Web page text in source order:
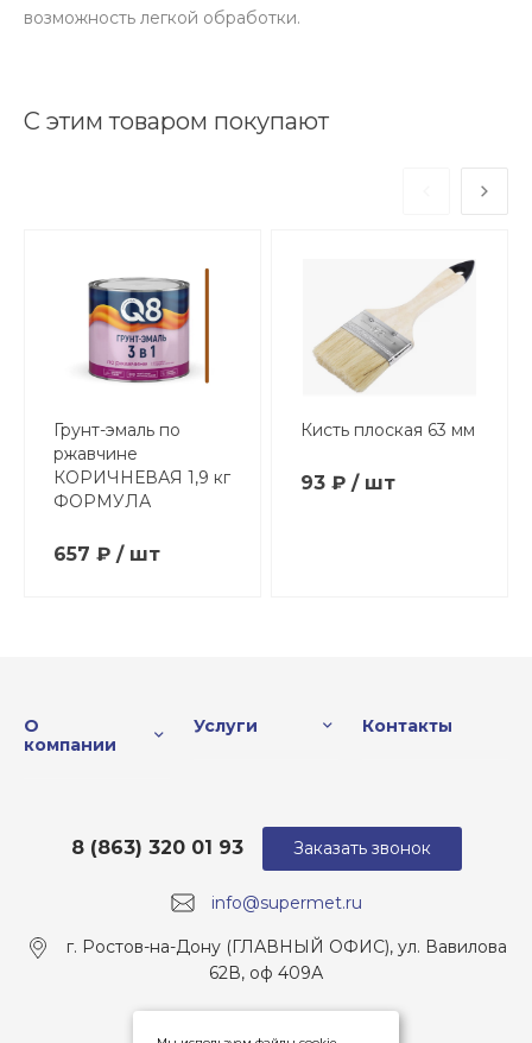
возможность легкой обработки.
С этим товаром покупают
Грунт-эмаль по
ржавчине
КОРИЧНЕВАЯ 1,9 кг
ФОРМУЛА
657 ₽ / шт
Кисть плоская 63 мм
93 ₽ / шт
О
компании
Услуги Контакты
info@supermet.ru
8 (863) 320 01 93
г. Ростов-на-Дону (ГЛАВНЫЙ ОФИС), ул. Вавилова
62В, оф 409А
Заказать звонок